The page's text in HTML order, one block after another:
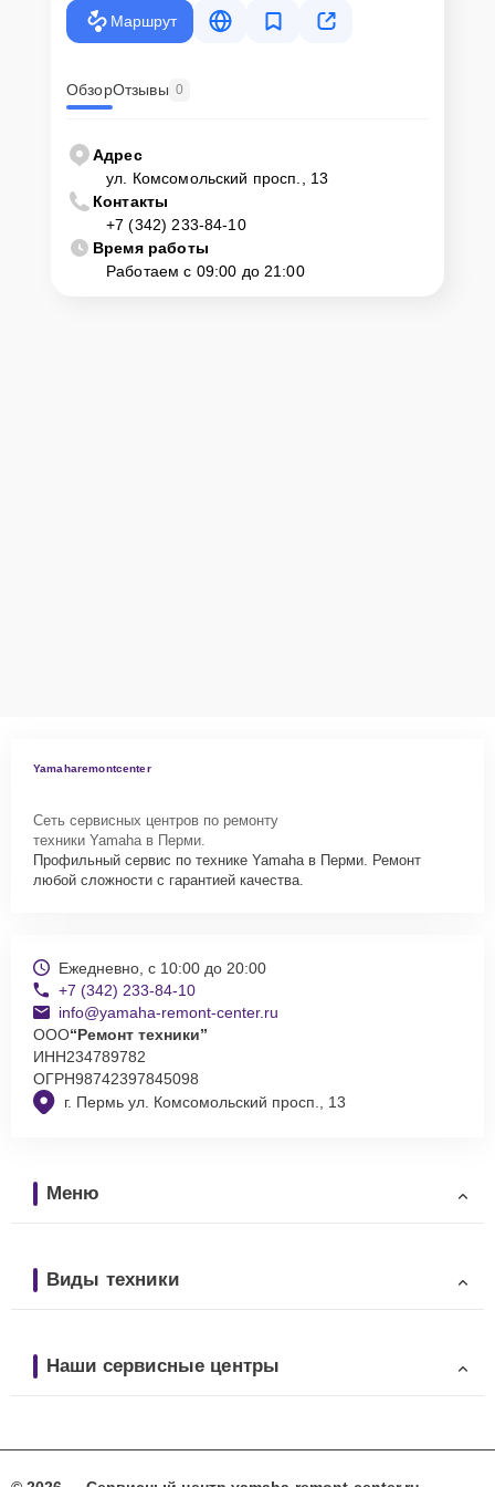
крупногабаритной техники, он может заказать курьерскую
доставку или услугу выезда мастера. Специалист приедет в
Как приехать в сервисный
центр
Клиент может самостоятельно привезти устройство на
диагностику и ремонт. Для этого нужно позвонить по телефону
горячей линии или оставить заявку, согласовать удобное время и
подъехать по адресу: г. Пермь, ул. Комсомольский просп., 13.
Маршрут
ОбзорОтзывы 0
Адрес
ул. Комсомольский просп., 13
Контакты
+7 (342) 233-84-10
Время работы
Работаем с 09:00 до 21:00
Yamaharemontcenter
Сеть сервисных центров по ремонту
техники Yamaha в Перми.
Профильный сервис по технике Yamaha в Перми. Ремонт
любой сложности с гарантией качества.
г. Пермь ул. Комсомольский просп., 13
Ежедневно, с 10:00 до 20:00
+7 (342) 233-84-10
info@yamaha-remont-center.ru
ООО“Ремонт техники”
ИНН234789782
ОГРН98742397845098
Меню
Виды техники
Наши сервисные центры